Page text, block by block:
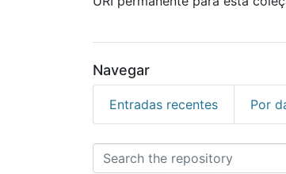
Navegar
Entradas recentes Por
Percorrer